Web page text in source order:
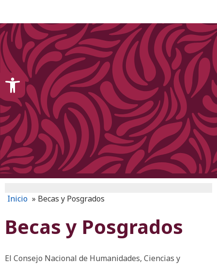
Inicio » Becas y Posgrados
Becas y Posgrados
El Consejo Nacional de Humanidades, Ciencias y
Open toolbar